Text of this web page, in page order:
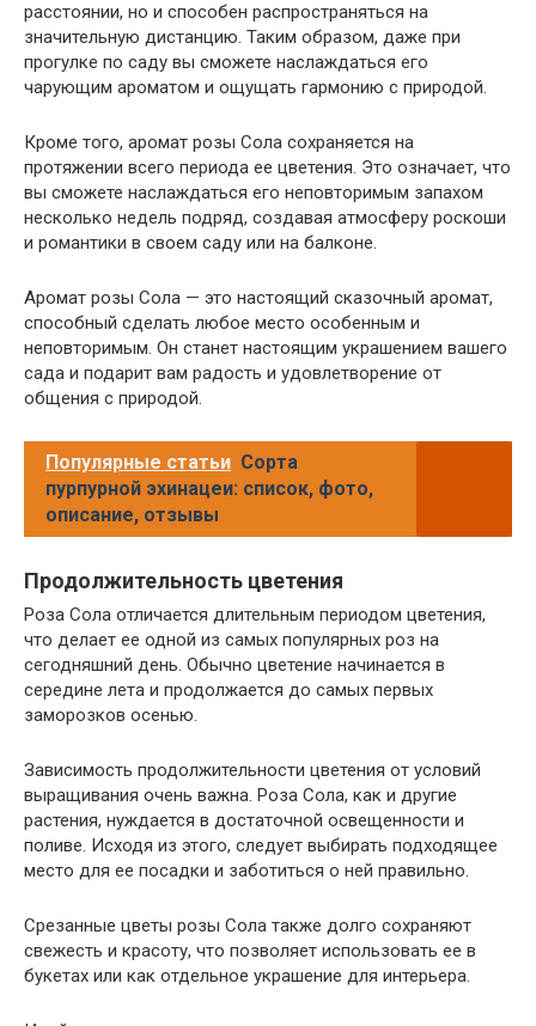
расстоянии, но и способен распространяться на
значительную дистанцию. Таким образом, даже при
прогулке по саду вы сможете наслаждаться его
чарующим ароматом и ощущать гармонию с природой.
Кроме того, аромат розы Сола сохраняется на
протяжении всего периода ее цветения. Это означает, что
вы сможете наслаждаться его неповторимым запахом
несколько недель подряд, создавая атмосферу роскоши
и романтики в своем саду или на балконе.
Аромат розы Сола — это настоящий сказочный аромат,
способный сделать любое место особенным и
неповторимым. Он станет настоящим украшением вашего
сада и подарит вам радость и удовлетворение от
общения с природой.
Популярные статьи Сорта
пурпурной эхинацеи: список, фото,
описание, отзывы
Продолжительность цветения
Роза Сола отличается длительным периодом цветения,
что делает ее одной из самых популярных роз на
сегодняшний день. Обычно цветение начинается в
середине лета и продолжается до самых первых
заморозков осенью.
Зависимость продолжительности цветения от условий
выращивания очень важна. Роза Сола, как и другие
растения, нуждается в достаточной освещенности и
поливе. Исходя из этого, следует выбирать подходящее
место для ее посадки и заботиться о ней правильно.
Срезанные цветы розы Сола также долго сохраняют
свежесть и красоту, что позволяет использовать ее в
букетах или как отдельное украшение для интерьера.